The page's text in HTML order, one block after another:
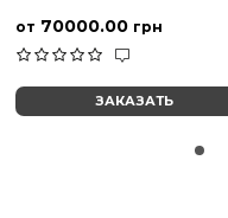
от 70000.00 грн
ЗАКАЗАТЬ